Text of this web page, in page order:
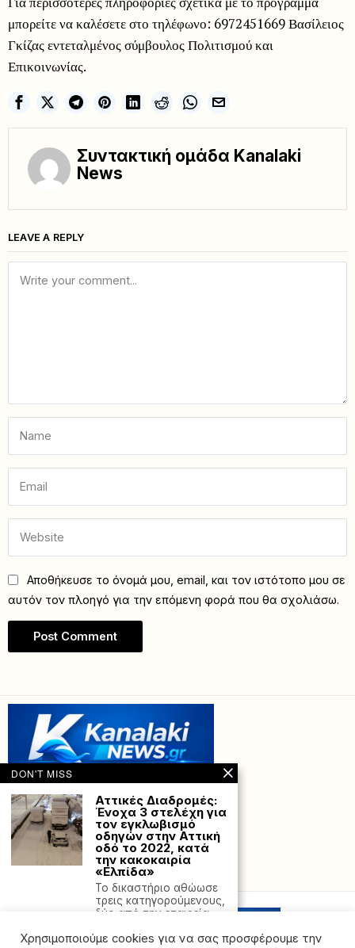
μπορείτε να καλέσετε στο τηλέφωνο: 6972451669 Βασίλειος
Γκίζας εντεταλμένος σύμβουλος Πολιτισμού και
Επικοινωνίας.
Συντακτική ομάδα Kanalaki
News
LEAVE A REPLY
Αποθήκευσε το όνομά μου, email, και τον ιστότοπο μου σε
αυτόν τον πλοηγό για την επόμενη φορά που θα σχολιάσω.
by Hostville”)
Χρησιμοποιούμε cookies για να σας προσφέρουμε την
DON'T MISS
Αττικές Διαδρομές:
Ένοχα 3 στελέχη για
τον εγκλωβισμό
οδηγών στην Αττική
οδό το 2022, κατά
την κακοκαιρία
«Ελπίδα»
Το δικαστήριο αθώωσε
τρεις κατηγορούμενους,
δύο από την εταιρεία